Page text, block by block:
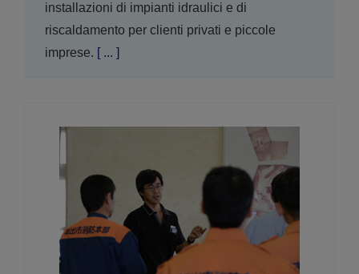
installazioni di impianti idraulici e di
riscaldamento per clienti privati e piccole
imprese. [ ... ]